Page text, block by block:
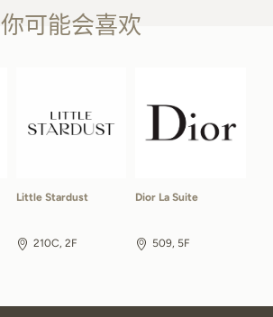
你可能会喜欢
Little Stardust
210C, 2F
Dior La Suite
509, 5F